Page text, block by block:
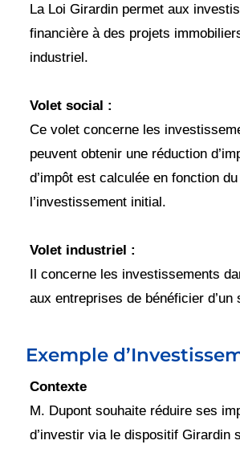
La Loi Girardin permet aux
financière à des projets
industriel.
Volet social :
Ce volet concerne les
peuvent obtenir une réduction
d’impôt est calculée en fonction
l’investissement initial.
Volet industriel :
Il concerne les investissements
aux entreprises de bénéficier
Exemple
Contexte
M. Dupont souhaite réduire ses
d’investir via le dispositif Girardin